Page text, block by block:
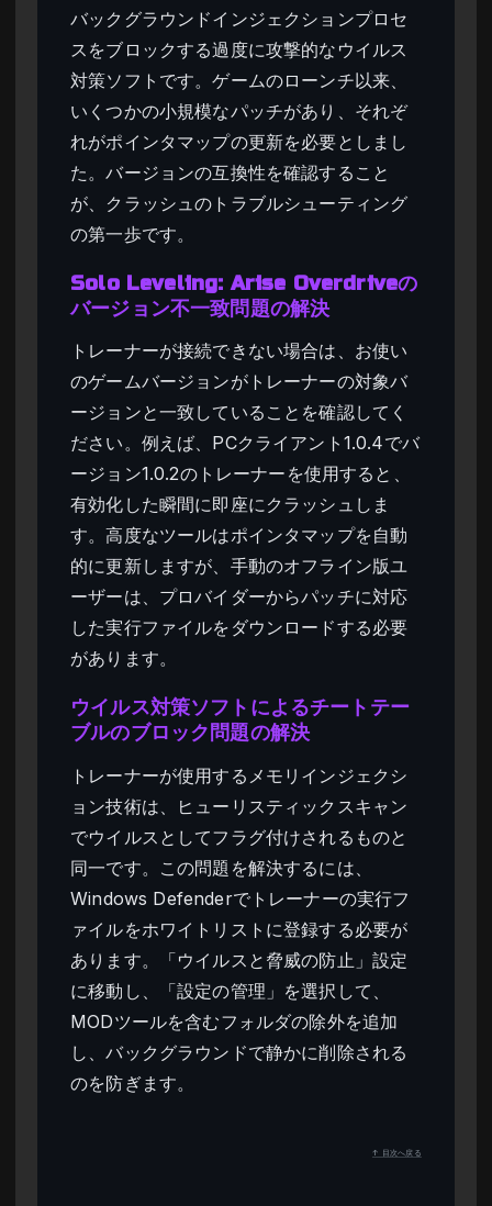
バックグラウンドインジェクションプロセ
スをブロックする過度に攻撃的なウイルス
対策ソフトです。ゲームのローンチ以来、
いくつかの小規模なパッチがあり、それぞ
れがポインタマップの更新を必要としまし
た。バージョンの互換性を確認すること
が、クラッシュのトラブルシューティング
の第一歩です。
Solo Leveling: Arise Overdriveの
バージョン不一致問題の解決
トレーナーが接続できない場合は、お使い
のゲームバージョンがトレーナーの対象バ
ージョンと一致していることを確認してく
ださい。例えば、PCクライアント1.0.4でバ
ージョン1.0.2のトレーナーを使用すると、
有効化した瞬間に即座にクラッシュしま
す。高度なツールはポインタマップを自動
的に更新しますが、手動のオフライン版ユ
ーザーは、プロバイダーからパッチに対応
した実行ファイルをダウンロードする必要
があります。
ウイルス対策ソフトによるチートテー
ブルのブロック問題の解決
トレーナーが使用するメモリインジェクシ
ョン技術は、ヒューリスティックスキャン
でウイルスとしてフラグ付けされるものと
同一です。この問題を解決するには、
Windows Defenderでトレーナーの実行フ
ァイルをホワイトリストに登録する必要が
あります。「ウイルスと脅威の防止」設定
に移動し、「設定の管理」を選択して、
MODツールを含むフォルダの除外を追加
し、バックグラウンドで静かに削除される
のを防ぎます。
↑ 目次へ戻る